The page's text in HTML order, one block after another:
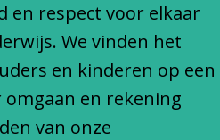
en respect voor elkaar
We vinden het
en kinderen op een
en rekening
van onze